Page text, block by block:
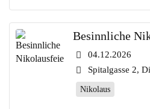
Besinnliche
04.12.2026
Spitalgasse 2,
Nikolaus